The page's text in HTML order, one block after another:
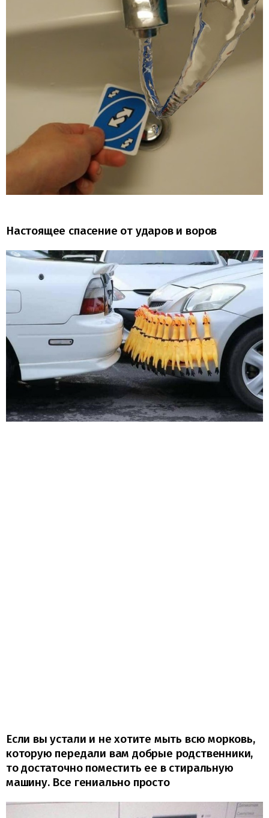
Настоящее спасение от ударов и воров
Если вы устали и не хотите мыть всю морковь,
которую передали вам добрые родственники,
то достаточно поместить ее в стиральную
машину. Все гениально просто